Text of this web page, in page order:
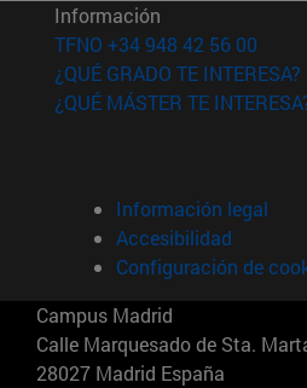
ventana)
nueva ventana)
nueva ventana)
Información
TFNO +34 948 42 56 00
¿QUÉ GRADO TE INTERESA?
¿QUÉ MÁSTER TE
Información legal
Accesibilidad
Configuración de
Campus Madrid
Calle Marquesado de Sta.
28027 Madrid España